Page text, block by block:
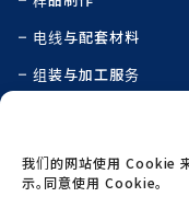
我们的网站使用 Cookie
示。同意使用 Cookie。
电线与配套材料
组装与加工服务